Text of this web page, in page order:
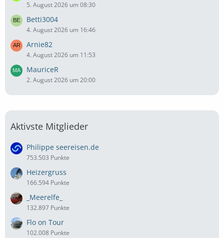
5. August 2026 um 08:30
Betti3004
4. August 2026 um 16:46
Arnie82
4. August 2026 um 11:53
MauriceR
2. August 2026 um 20:00
Aktivste Mitglieder
Philippe seereisen.de
753.503 Punkte
Heizergruss
166.594 Punkte
_Meerelfe_
132.897 Punkte
Flo on Tour
102.008 Punkte